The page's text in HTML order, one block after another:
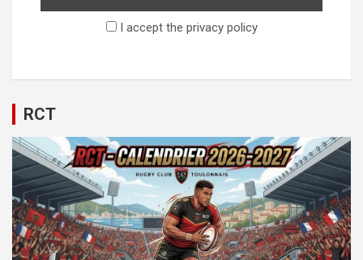
I accept the privacy policy
RCT